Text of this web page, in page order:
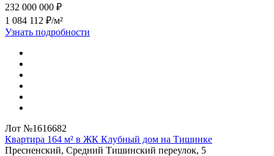
232 000 000 ₽
1 084 112 ₽/м²
Узнать подробности
Лот №1616682
Квартира 164 м² в ЖК Клубный дом на Тишинке
Пресненский, Средний Тишинский переулок, 5